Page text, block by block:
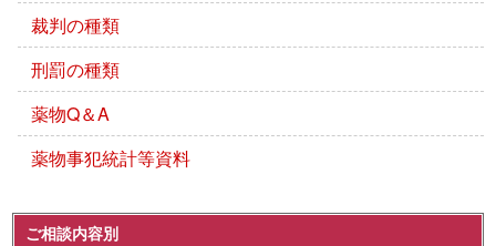
裁判の種類
刑罰の種類
薬物Q＆A
薬物事犯統計等資料
ご相談内容別